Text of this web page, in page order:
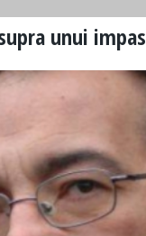
unui impas